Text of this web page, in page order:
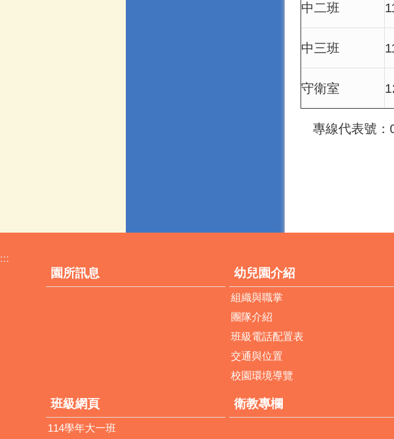
中二班
中三班
守衛室
專線代表號：
:::
園所訊息 幼兒園介紹
組織與職掌
團隊介紹
班級電話配置表
交通與位置
校園環境導覽
班級網頁
114學年大一班
衛教專欄